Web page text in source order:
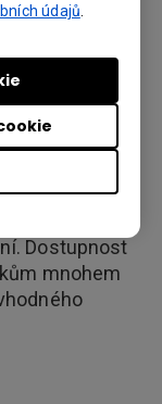
údajů
perfektní
na údržbu.
kde
na stropě
obtížný.
prostory,
Dostupnost
mnohem